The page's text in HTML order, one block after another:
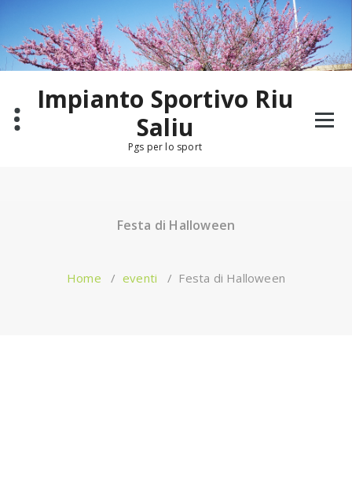
contenuto
Impianto Sportivo Riu
Saliu
Pgs per lo sport
Festa di Halloween
Home / eventi / Festa di Halloween